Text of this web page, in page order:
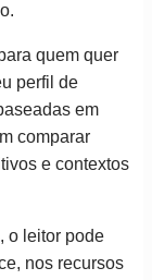
quem quer
perfil de
em
comparar
e contextos
o leitor pode
nos recursos